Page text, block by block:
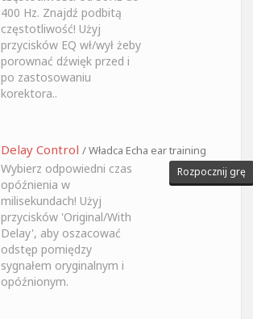
400 Hz. Znajdź podbitą
częstotliwość! Użyj
przycisków EQ wł/wył żeby
porownać dźwięk przed i
po zastosowaniu
korektora..
Delay Control / Władca Echa ear training
Wybierz odpowiedni czas
opóźnienia w
milisekundach! Użyj
przycisków 'Original/With
Delay', aby oszacować
odstęp pomiędzy
sygnałem oryginalnym i
opóźnionym.
Rozpocznij grę